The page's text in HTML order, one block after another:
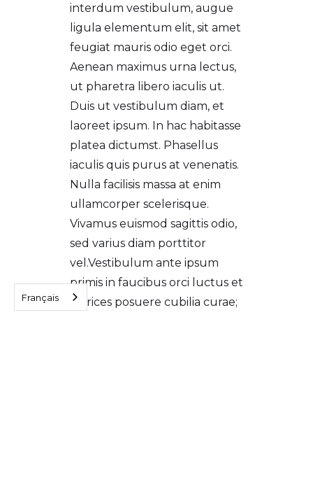
interdum vestibulum, augue
ligula elementum elit, sit amet
feugiat mauris odio eget orci.
Aenean maximus urna lectus,
ut pharetra libero iaculis ut.
Duis ut vestibulum diam, et
laoreet ipsum. In hac habitasse
platea dictumst. Phasellus
iaculis quis purus at venenatis.
Nulla facilisis massa at enim
ullamcorper scelerisque.
Vivamus euismod sagittis odio,
sed varius diam porttitor
vel.Vestibulum ante ipsum
primis in faucibus orci luctus et
ultrices posuere cubilia curae;
Français